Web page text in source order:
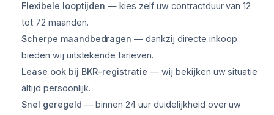
Flexibele looptijden — kies zelf uw contractduur van 12
tot 72 maanden.
Scherpe maandbedragen — dankzij directe inkoop
bieden wij uitstekende tarieven.
Lease ook bij BKR-registratie — wij bekijken uw situatie
altijd persoonlijk.
Snel geregeld — binnen 24 uur duidelijkheid over uw